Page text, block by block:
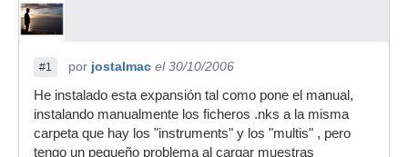
#1 por jostalmac el 30/10/2006
He instalado esta expansión tal como pone el manual,
instalando manualmente los ficheros .nks a la misma
carpeta que hay los "instruments" y los "multis" , pero
tengo un pequeño problema al cargar muestras